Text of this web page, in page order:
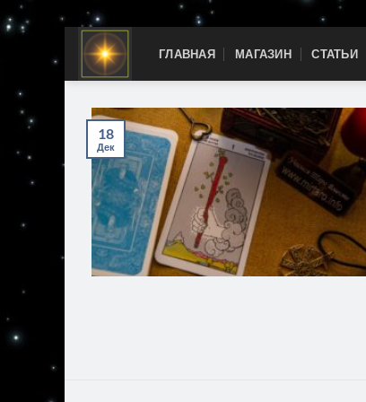
Skip
content
ГЛАВНАЯ МАГАЗИН СТАТЬИ
18
Дек